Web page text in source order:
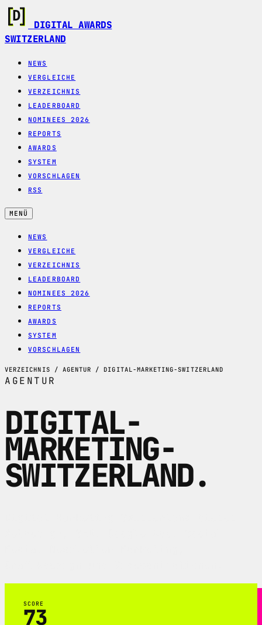
DIGITAL AWARDS
SWITZERLAND
NEWS
VERGLEICHE
VERZEICHNIS
LEADERBOARD
NOMINEES 2026
REPORTS
AWARDS
SYSTEM
VORSCHLAGEN
RSS
MENÜ
NEWS
VERGLEICHE
VERZEICHNIS
LEADERBOARD
NOMINEES 2026
REPORTS
AWARDS
SYSTEM
VORSCHLAGEN
VERZEICHNIS / AGENTUR / DIGITAL-MARKETING-SWITZERLAND
AGENTUR
DIGITAL-
MARKETING-
SWITZERLAND.
SCORE
73